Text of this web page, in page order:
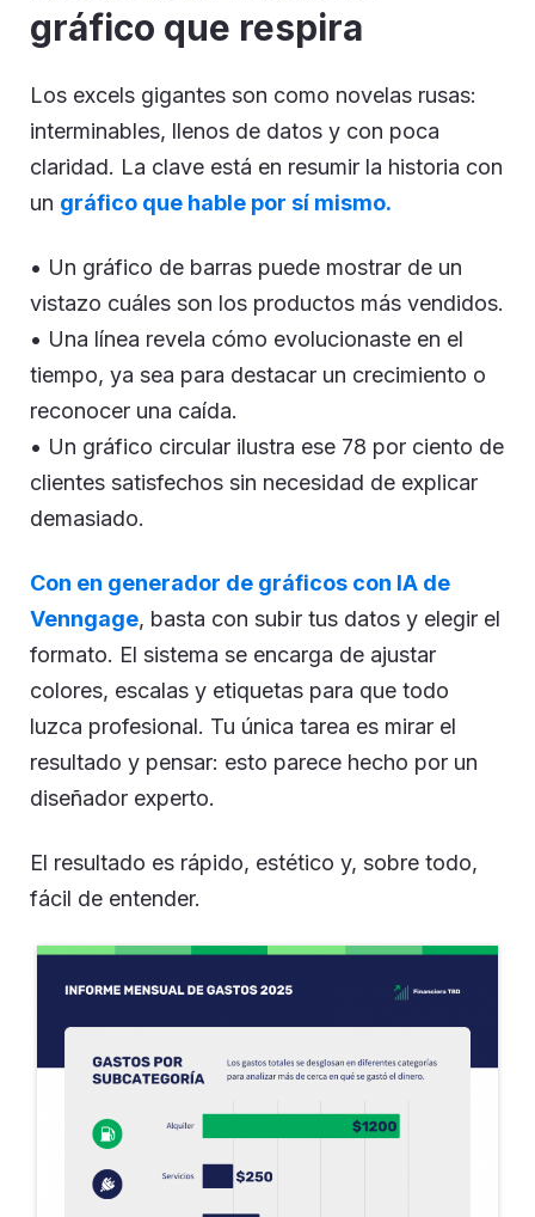
gráfico que respira
Los excels gigantes son como novelas rusas:
interminables, llenos de datos y con poca
claridad. La clave está en resumir la historia con
un gráfico que hable por sí mismo.
• Un gráfico de barras puede mostrar de un
vistazo cuáles son los productos más vendidos.
• Una línea revela cómo evolucionaste en el
tiempo, ya sea para destacar un crecimiento o
reconocer una caída.
• Un gráfico circular ilustra ese 78 por ciento de
clientes satisfechos sin necesidad de explicar
demasiado.
Con en generador de gráficos con IA de
Venngage, basta con subir tus datos y elegir el
formato. El sistema se encarga de ajustar
colores, escalas y etiquetas para que todo
luzca profesional. Tu única tarea es mirar el
resultado y pensar: esto parece hecho por un
diseñador experto.
El resultado es rápido, estético y, sobre todo,
fácil de entender.